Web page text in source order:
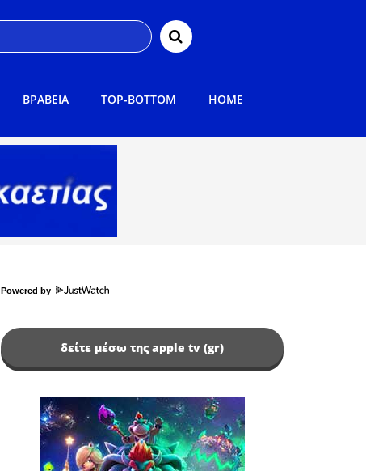
ΒΡΑΒΕΙΑ TOP-BOTTOM HOME
Powered by
δείτε μέσω της apple tv (gr)